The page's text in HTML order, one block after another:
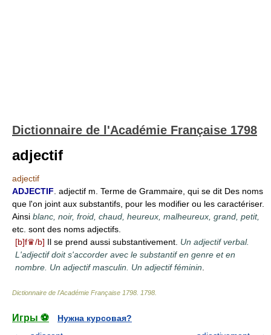
Dictionnaire de l'Académie Française 1798
adjectif
adjectif
ADJECTIF . adjectif m. Terme de Grammaire, qui se dit Des noms
que l'on joint aux substantifs, pour les modifier ou les caractériser.
Ainsi blanc, noir, froid, chaud, heureux, malheureux, grand, petit,
etc. sont des noms adjectifs.
[b]f♛/b] Il se prend aussi substantivement. Un adjectif verbal.
L'adjectif doit s'accorder avec le substantif en genre et en
nombre. Un adjectif masculin. Un adjectif féminin
Dictionnaire de l'Académie Française 1798 1798
Игры ⚽
Нужна курсовая?